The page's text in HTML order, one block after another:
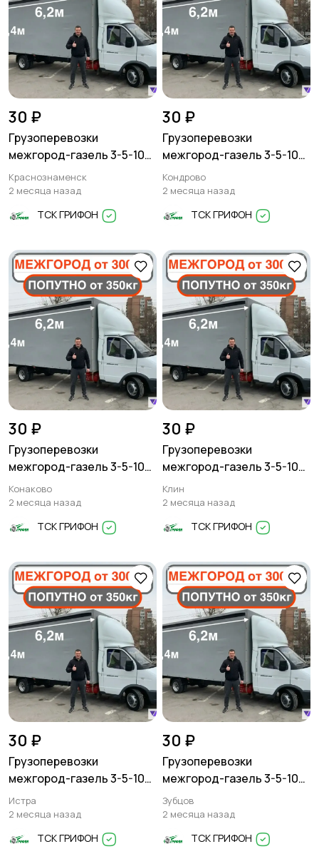
30 ₽
Грузоперевозки
межгород-газель 3-5-10
тонн
Краснознаменск
2 месяца назад
ТСК ГРИФОН
30 ₽
Грузоперевозки
межгород-газель 3-5-10
тонн
Кондрово
2 месяца назад
ТСК ГРИФОН
30 ₽
Грузоперевозки
межгород-газель 3-5-10
тонн
Конаково
2 месяца назад
ТСК ГРИФОН
30 ₽
Грузоперевозки
межгород-газель 3-5-10
тонн
Клин
2 месяца назад
ТСК ГРИФОН
30 ₽
Грузоперевозки
межгород-газель 3-5-10
тонн
Истра
2 месяца назад
ТСК ГРИФОН
30 ₽
Грузоперевозки
межгород-газель 3-5-10
тонн
Зубцов
2 месяца назад
ТСК ГРИФОН